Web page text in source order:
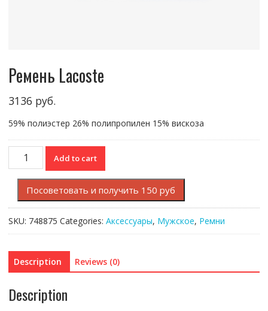
Ремень Lacoste
3136 руб.
59% полиэстер 26% полипропилен 15% вискоза
Ремень
Lacoste
quantity
Add to cart
Посоветовать и получить 150 руб
SKU: 748875 Categories: Аксессуары, Мужское, Ремни
Description Reviews (0)
Description